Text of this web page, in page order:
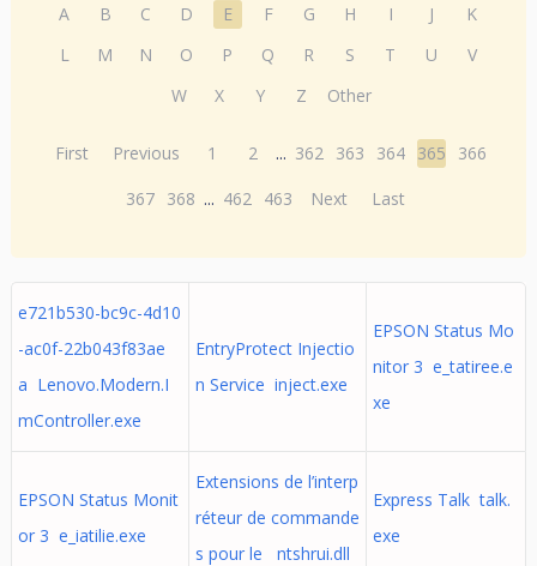
A B C D E F G H I J
K
L
M N O P Q R S T U
V
W
X Y Z Other
First Previous 1 2 ... 362 363 364 365
366
367 368 ... 462 463 Next Last
e721b530-bc9c-4d10
-ac0f-22b043f83ae
a Lenovo.Modern.I
mController.exe
EntryProtect Injectio
n Service inject.exe
EPSON Status Mo
nitor 3 e_tatiree.e
xe
EPSON Status Monit
or 3 e_iatilie.exe
Extensions de l’interp
réteur de commande
s pour le ntshrui.dll
Express Talk talk.
exe